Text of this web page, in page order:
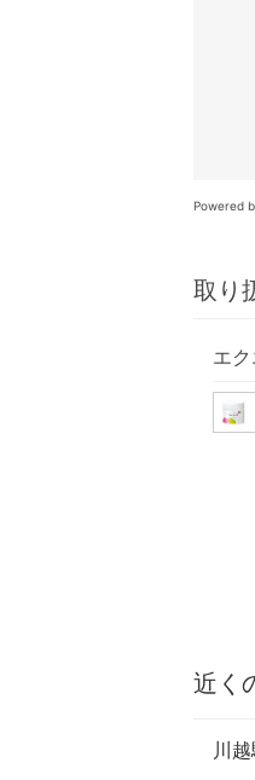
Powered
取り
エ
近く
川